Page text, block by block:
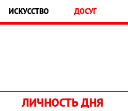
ИСКУССТВО ДОСУГ
ЛИЧНОСТЬ ДНЯ